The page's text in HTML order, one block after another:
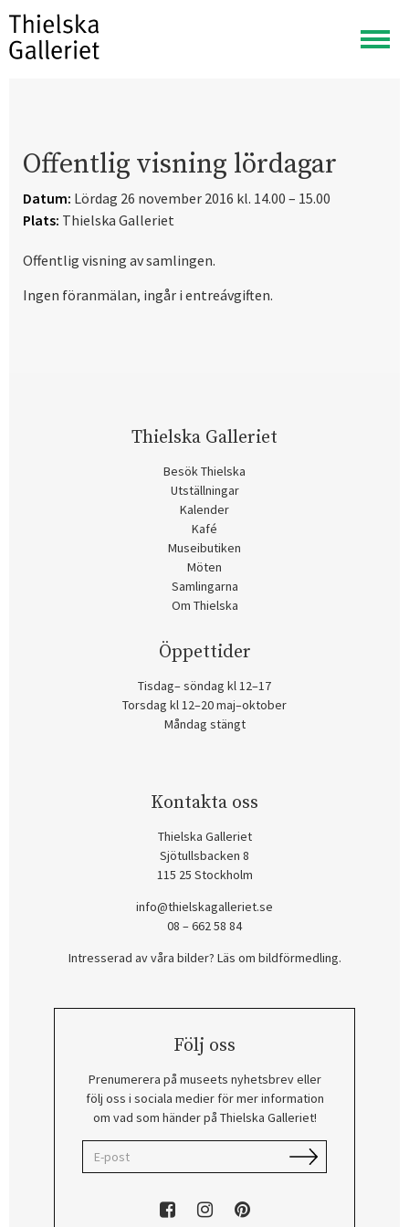
Visa
meny
Offentlig visning lördagar
Datum: Lördag 26 november 2016 kl. 14.00 – 15.00
Plats: Thielska Galleriet
Offentlig visning av samlingen.
Ingen föranmälan, ingår i entreávgiften.
Thielska Galleriet
Besök Thielska
Utställningar
Kalender
Kafé
Museibutiken
Möten
Samlingarna
Om Thielska
Öppettider
Tisdag– söndag kl 12–17
Torsdag kl 12–20 maj–oktober
Måndag stängt
Kontakta oss
Thielska Galleriet
Sjötullsbacken 8
115 25 Stockholm
info@thielskagalleriet.se
08 – 662 58 84
Intresserad av våra bilder? Läs om bildförmedling.
Följ oss
Prenumerera på museets nyhetsbrev eller
följ oss i sociala medier för mer information
om vad som händer på Thielska Galleriet!